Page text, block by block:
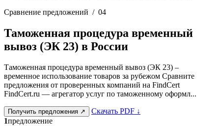
Сравнение предложений / 04
Таможенная процедура временный
вывоз (ЭК 23) в России
Таможенная процедура временный вывоз (ЭК 23) –
временное использование товаров за рубежом Сравните
предложения от проверенных компаний на FindCert
FindCert.ru — агрегатор услуг по таможенному оформл...
Получить предложения ↗ Скачать PDF ↓
1предложение